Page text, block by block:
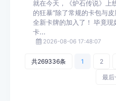
就在今天，《炉石传说》上
的狂暴”除了常规的卡包与
全新卡牌的加入了！ 毕竟
卡...
2026-08-06 17:48:07
共269336条 1 2
最后